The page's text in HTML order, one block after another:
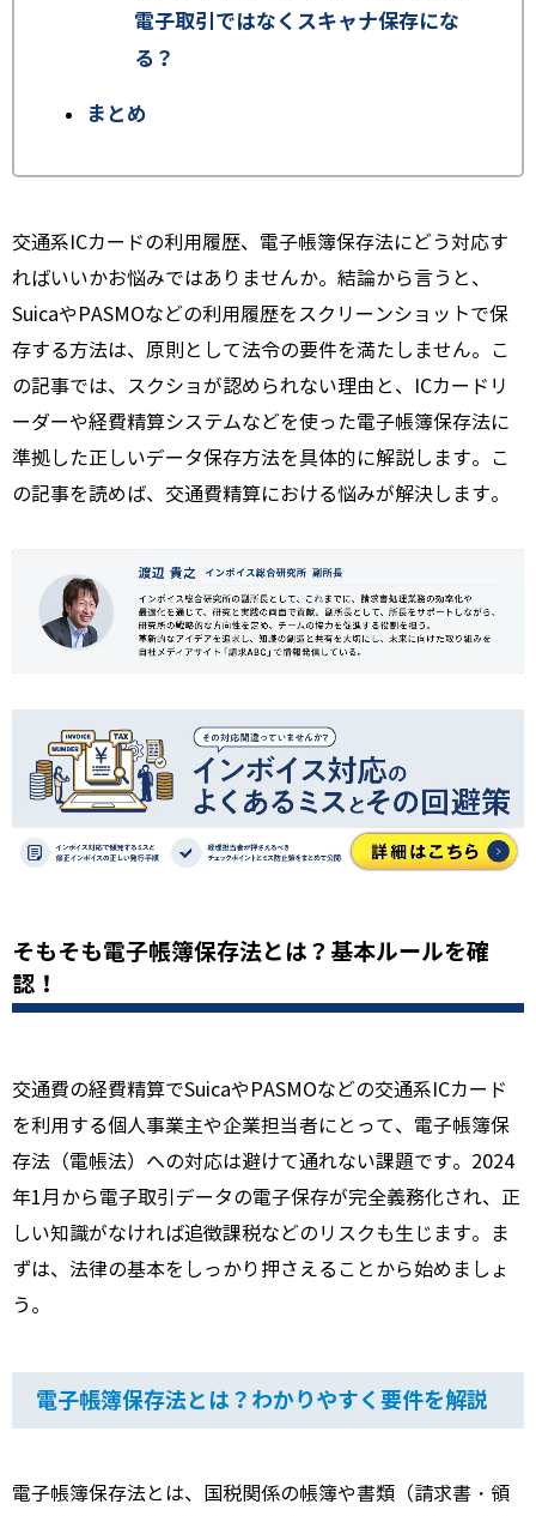
電子取引ではなくスキャナ保存にな
る？
まとめ
交通系ICカードの利用履歴、電子帳簿保存法にどう対応す
ればいいかお悩みではありませんか。結論から言うと、
SuicaやPASMOなどの利用履歴をスクリーンショットで保
存する方法は、原則として法令の要件を満たしません。こ
の記事では、スクショが認められない理由と、ICカードリ
ーダーや経費精算システムなどを使った電子帳簿保存法に
準拠した正しいデータ保存方法を具体的に解説します。こ
の記事を読めば、交通費精算における悩みが解決します。
そもそも電子帳簿保存法とは？基本ルールを確
認！
交通費の経費精算でSuicaやPASMOなどの交通系ICカード
を利用する個人事業主や企業担当者にとって、電子帳簿保
存法（電帳法）への対応は避けて通れない課題です。2024
年1月から電子取引データの電子保存が完全義務化され、正
しい知識がなければ追徴課税などのリスクも生じます。ま
ずは、法律の基本をしっかり押さえることから始めましょ
う。
電子帳簿保存法とは？わかりやすく要件を解説
電子帳簿保存法とは、国税関係の帳簿や書類（請求書・領